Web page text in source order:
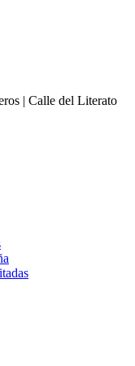
| Calle del Literato